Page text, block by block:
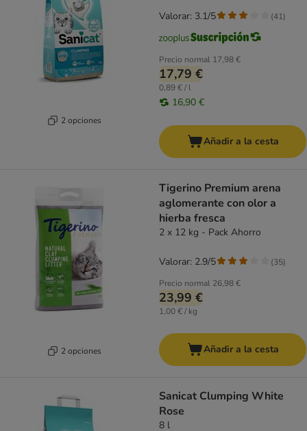
2 opciones
Precio normal 17,98 €
17,79 €
0,89 € / l
16,90 €
Valorar: 3.1/5 (41)
Añadir a la cesta
2 opciones
Tigerino Premium arena
aglomerante con olor a
hierba fresca
2 x 12 kg - Pack Ahorro
Precio normal 26,98 €
23,99 €
1,00 € / kg
Valorar: 2.9/5 (35)
Añadir a la cesta
Sanicat Clumping White
Rose
8 l